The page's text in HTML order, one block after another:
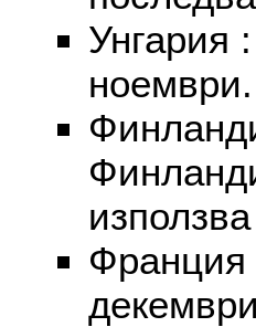
Унгария
ноември.
Франция